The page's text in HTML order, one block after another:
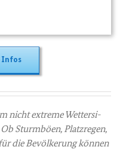
Infos
nicht extre­me Wet­ter­si­
Sturm­bö­en, Platz­re­gen,
die Bevöl­ke­rung kön­nen